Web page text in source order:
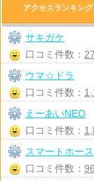
アクセスランキン
サキガケ
口コミ件数：
ウマ☆ドラ
口コミ件数：
えーあいNEO
口コミ件数：
スマートホース
口コミ件数：